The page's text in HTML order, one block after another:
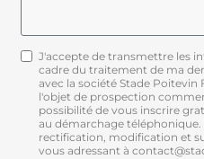
J'accepte de transmettre les
cadre du traitement de ma
avec la société Stade Poitevin
l'objet de prospection
possibilité de vous inscrire
au démarchage
rectification, modification et
vous adressant à